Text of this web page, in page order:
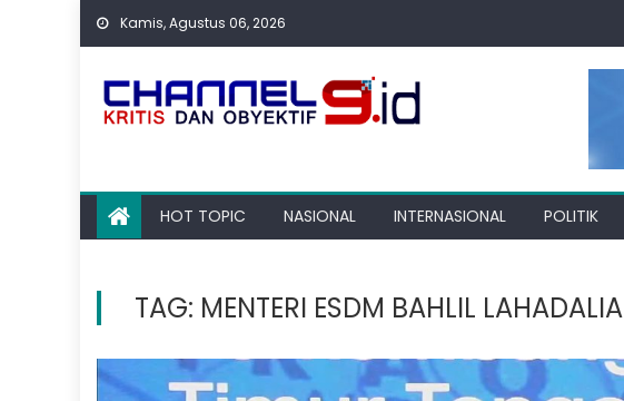
Skip
Kamis, Agustus 06, 2026
HOT TOPIC NASIONAL INTERNASIONAL POLITIK
TAG: MENTERI ESDM BAHLIL LAHADALIA